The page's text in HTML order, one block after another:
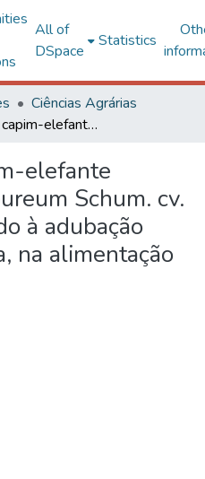
All of
DSpace
Statistics
Ciências Agrárias
Utilização do capim-elefante (Pennisetum purpureum Schum. cv. Mineiro), submetido à adubação química e orgânica, na alimentação de vacas leiteiras
elefante
Schum. cv.
à adubação
na alimentação